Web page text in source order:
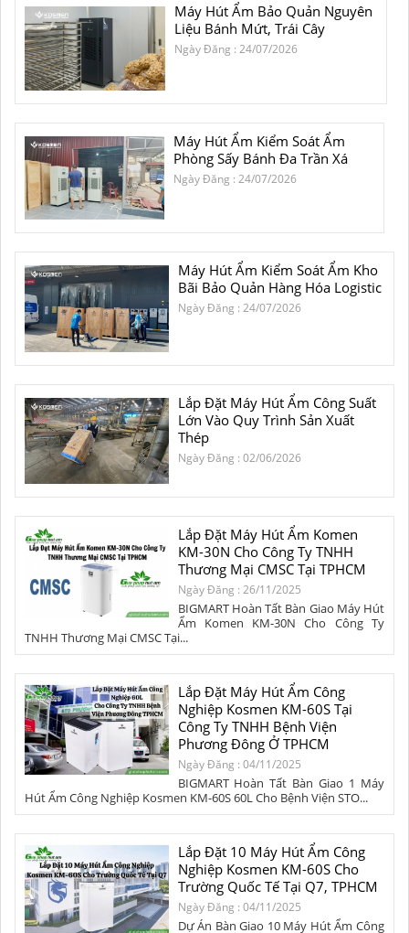
Máy Hút Ẩm Bảo Quản Nguyên
Liệu Bánh Mứt, Trái Cây
Ngày Đăng : 24/07/2026
Máy Hút Ẩm Kiểm Soát Ẩm
Phòng Sấy Bánh Đa Trần Xá
Ngày Đăng : 24/07/2026
Máy Hút Ẩm Kiểm Soát Ẩm Kho
Bãi Bảo Quản Hàng Hóa Logistic
Ngày Đăng : 24/07/2026
Lắp Đặt Máy Hút Ẩm Công Suất
Lớn Vào Quy Trình Sản Xuất
Thép
Ngày Đăng : 02/06/2026
Lắp Đặt Máy Hút Ẩm Komen
KM-30N Cho Công Ty TNHH
Thương Mại CMSC Tại TPHCM
Ngày Đăng : 26/11/2025
BIGMART Hoàn Tất Bàn Giao Máy Hút
Ẩm Komen KM-30N Cho Công Ty
TNHH Thương Mại CMSC Tại...
Lắp Đặt Máy Hút Ẩm Công
Nghiệp Kosmen KM-60S Tại
Công Ty TNHH Bệnh Viện
Phương Đông Ở TPHCM
Ngày Đăng : 04/11/2025
BIGMART Hoàn Tất Bàn Giao 1 Máy
Hút Ẩm Công Nghiệp Kosmen KM-60S 60L Cho Bệnh Viện STO...
Lắp Đặt 10 Máy Hút Ẩm Công
Nghiệp Kosmen KM-60S Cho
Trường Quốc Tế Tại Q7, TPHCM
Ngày Đăng : 04/11/2025
Dự Án Bàn Giao 10 Máy Hút Ẩm Công